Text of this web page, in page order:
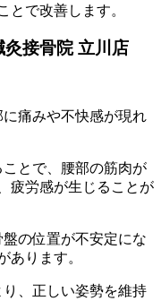
とで改善します。
接骨院 立川店
痛みや不快感が現れ
とで、腰部の筋肉が
疲労感が生じることが
の位置が不安定にな
あります。
、正しい姿勢を維持